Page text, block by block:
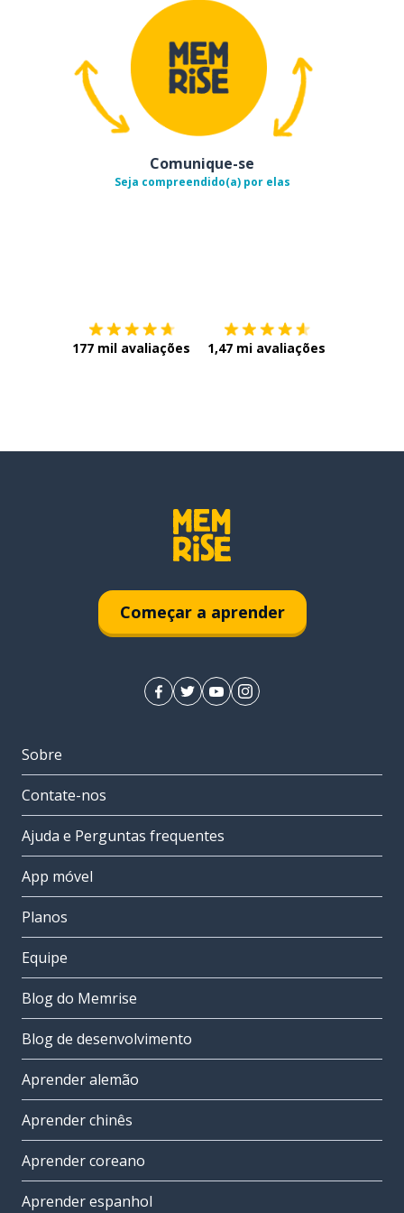
Comunique-se
Seja compreendido(a) por elas
177 mil avaliações 1,47 mi avaliações
Começar a aprender
Sobre
Contate-nos
Ajuda e Perguntas frequentes
App móvel
Planos
Equipe
Blog do Memrise
Blog de desenvolvimento
Aprender alemão
Aprender chinês
Aprender coreano
Aprender espanhol